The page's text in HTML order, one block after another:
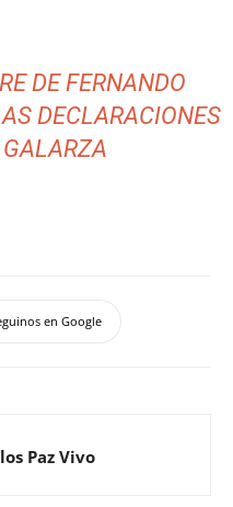
DE FERNANDO
DECLARACIONES
en Google
Paz Vivo